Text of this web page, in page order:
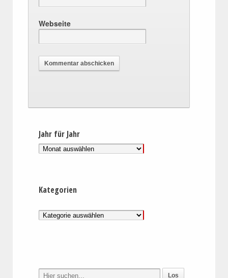
Webseite
Jahr für Jahr
Kategorien